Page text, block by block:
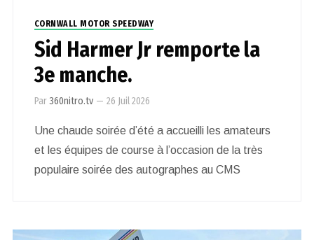
CORNWALL MOTOR SPEEDWAY
Sid Harmer Jr remporte la
3e manche.
Par360nitro.tv — 26 Juil 2026
Une chaude soirée d’été a accueilli les amateurs
et les équipes de course à l’occasion de la très
populaire soirée des autographes au CMS